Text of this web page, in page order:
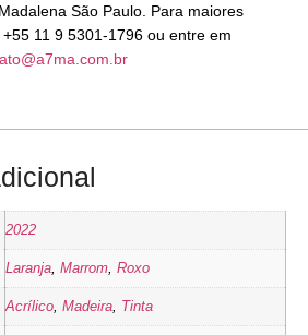
São Paulo. Para maiores
11 9 5301-1796 ou entre em
2022
Laranja Marrom Roxo
Acrílico Madeira Tinta